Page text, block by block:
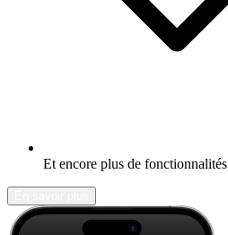
Et encore plus de fonctionnalités